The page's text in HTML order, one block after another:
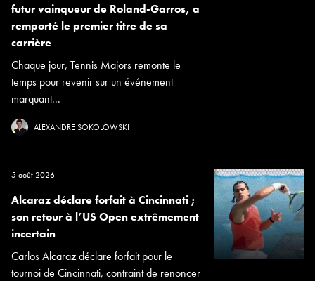
futur vainqueur de Roland-Garros, a
remporté le premier titre de sa
carrière
Chaque jour, Tennis Majors remonte le
temps pour revenir sur un événement
marquant...
ALEXANDRE SOKOLOWSKI
5 août 2026
Alcaraz déclare forfait à Cincinnati ;
son retour à l’US Open extrêmement
incertain
Carlos Alcaraz déclare forfait pour le
tournoi de Cincinnati, contraint de renoncer